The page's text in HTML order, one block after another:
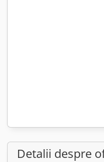
Detalii despre